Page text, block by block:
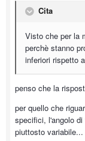
Cita
Visto che per la
perchè stanno
inferiori rispetto
penso che la
per quello che
specifici, l'angolo
piuttosto variabile...